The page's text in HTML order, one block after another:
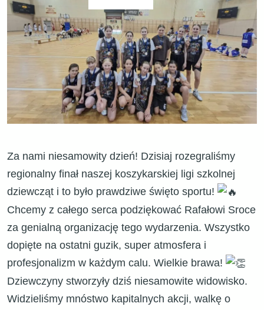
​Za nami niesamowity dzień! Dzisiaj rozegraliśmy
regionalny finał naszej koszykarskiej ligi szkolnej
dziewcząt i to było prawdziwe święto sportu!
​Chcemy z całego serca podziękować Rafałowi Sroce
za genialną organizację tego wydarzenia. Wszystko
dopięte na ostatni guzik, super atmosfera i
profesjonalizm w każdym calu. Wielkie brawa!
Dziewczyny stworzyły dziś niesamowite widowisko.
Widzieliśmy mnóstwo kapitalnych akcji, walkę o